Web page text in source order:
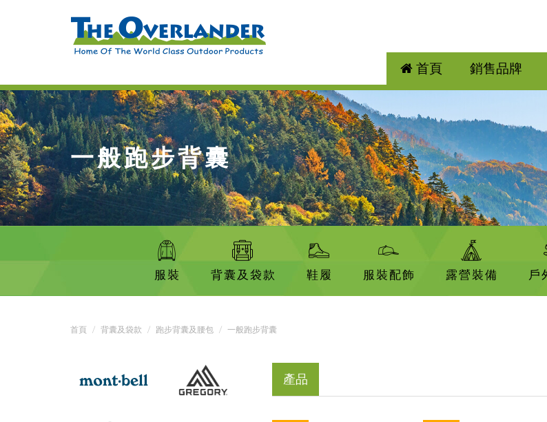
首頁 銷售品牌
一般跑步背囊
服裝 背囊及袋款 鞋履 服裝配飾 露營裝備 戶
首頁 背囊及袋款 跑步背囊及腰包 一般跑步背囊
產品